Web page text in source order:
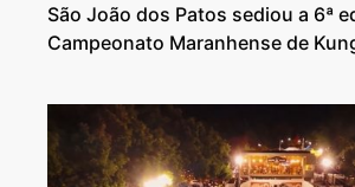
São João dos Patos sediou a 6ª
Campeonato Maranhense de